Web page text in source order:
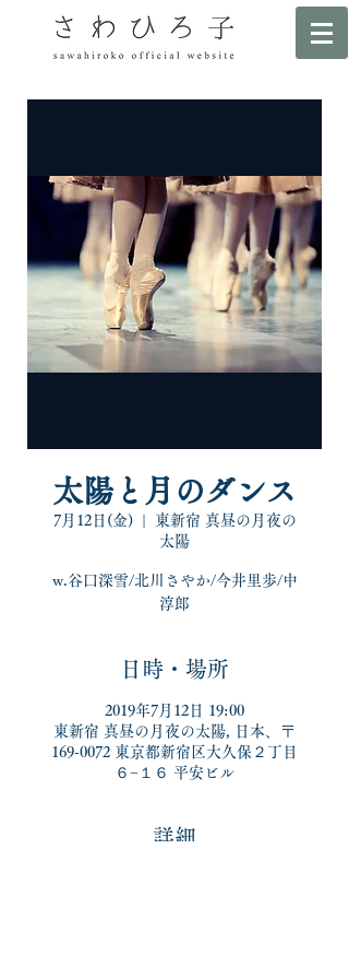
太陽と月のダンス
7月12日(金)
  |
東新宿 真昼の月夜の
太陽
w.谷口深雪/北川さやか/今井里歩/中
淳郎
日時・場所
2019年7月12日 19:00
東新宿 真昼の月夜の太陽, 日本、〒
169-0072 東京都新宿区大久保２丁目
６−１６ 平安ビル
詳細